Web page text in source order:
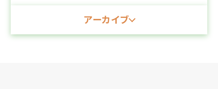
アーカイブ